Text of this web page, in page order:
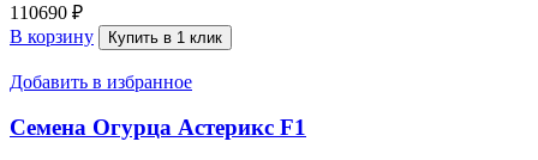
110690 ₽
В корзину
Купить в 1 клик
Добавить в избранное
Семена Огурца Астерикс F1